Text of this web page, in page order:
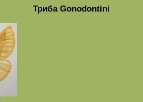
Триба Gonodontini